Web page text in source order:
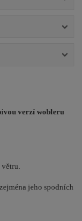
verzí wobleru
jeho spodních